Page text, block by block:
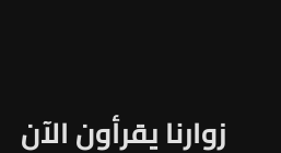
زوارنا يقرأون الآن